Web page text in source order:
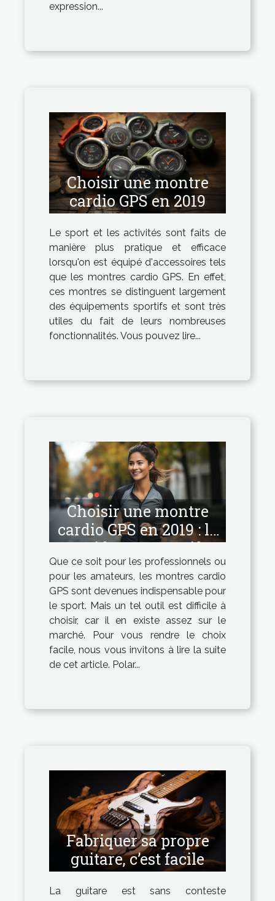
expression...
Choisir une montre
cardio GPS en 2019
Le sport et les activités sont faits de
manière plus pratique et efficace
lorsqu'on est équipé d'accessoires tels
que les montres cardio GPS. En effet,
ces montres se distinguent largement
des équipements sportifs et sont très
utiles du fait de leurs nombreuses
fonctionnalités. Vous pouvez lire...
Choisir une montre
cardio GPS en 2019 : le
guide comparatif
ultime
Que ce soit pour les professionnels ou
pour les amateurs, les montres cardio
GPS sont devenues indispensable pour
le sport. Mais un tel outil est difficile à
choisir, car il en existe assez sur le
marché. Pour vous rendre le choix
facile, nous vous invitons à lire la suite
de cet article. Polar...
Fabriquer sa propre
guitare, c’est facile
La guitare est sans conteste